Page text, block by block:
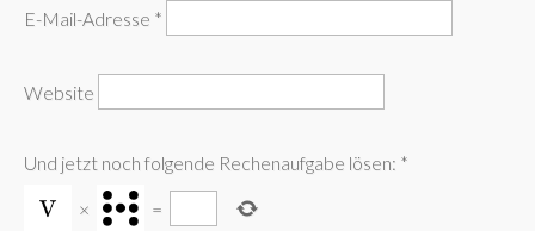
E-Mail-Adresse *
Website
Und jetzt noch folgende Rechenaufgabe lösen: *
× =